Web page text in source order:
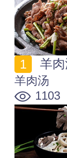
羊
羊肉汤
1103